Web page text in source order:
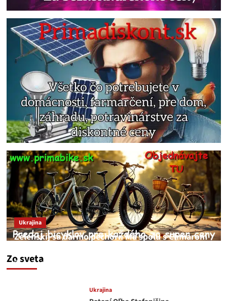
Zo sveta
Ukrajina
Zelenskij sa darmo pechorí. Má spolu s Chmarom
medvedar
Ukrajina